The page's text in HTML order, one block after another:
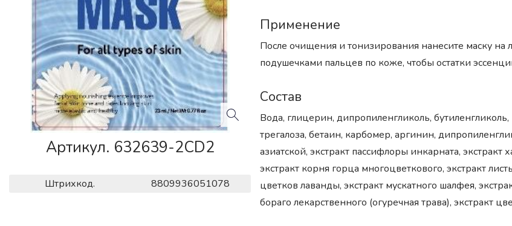
Артикул. 632639-2CD2
Штрихкод. 8809936051078
Применение
После очищения и тонизирования нанесите маску на
подушечками пальцев по коже, чтобы остатки
Состав
Вода, глицерин, дипропиленгликоль,
трегалоза, бетаин, карбомер, аргинин,
азиатской, экстракт пассифлоры инкарната,
экстракт корня горца многоцветкового, экстракт
цветков лаванды, экстракт мускатного шалфея,
бораго лекарственного (огуречная трава), экстракт